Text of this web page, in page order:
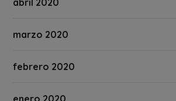
marzo 2020
febrero 2020
enero 2020